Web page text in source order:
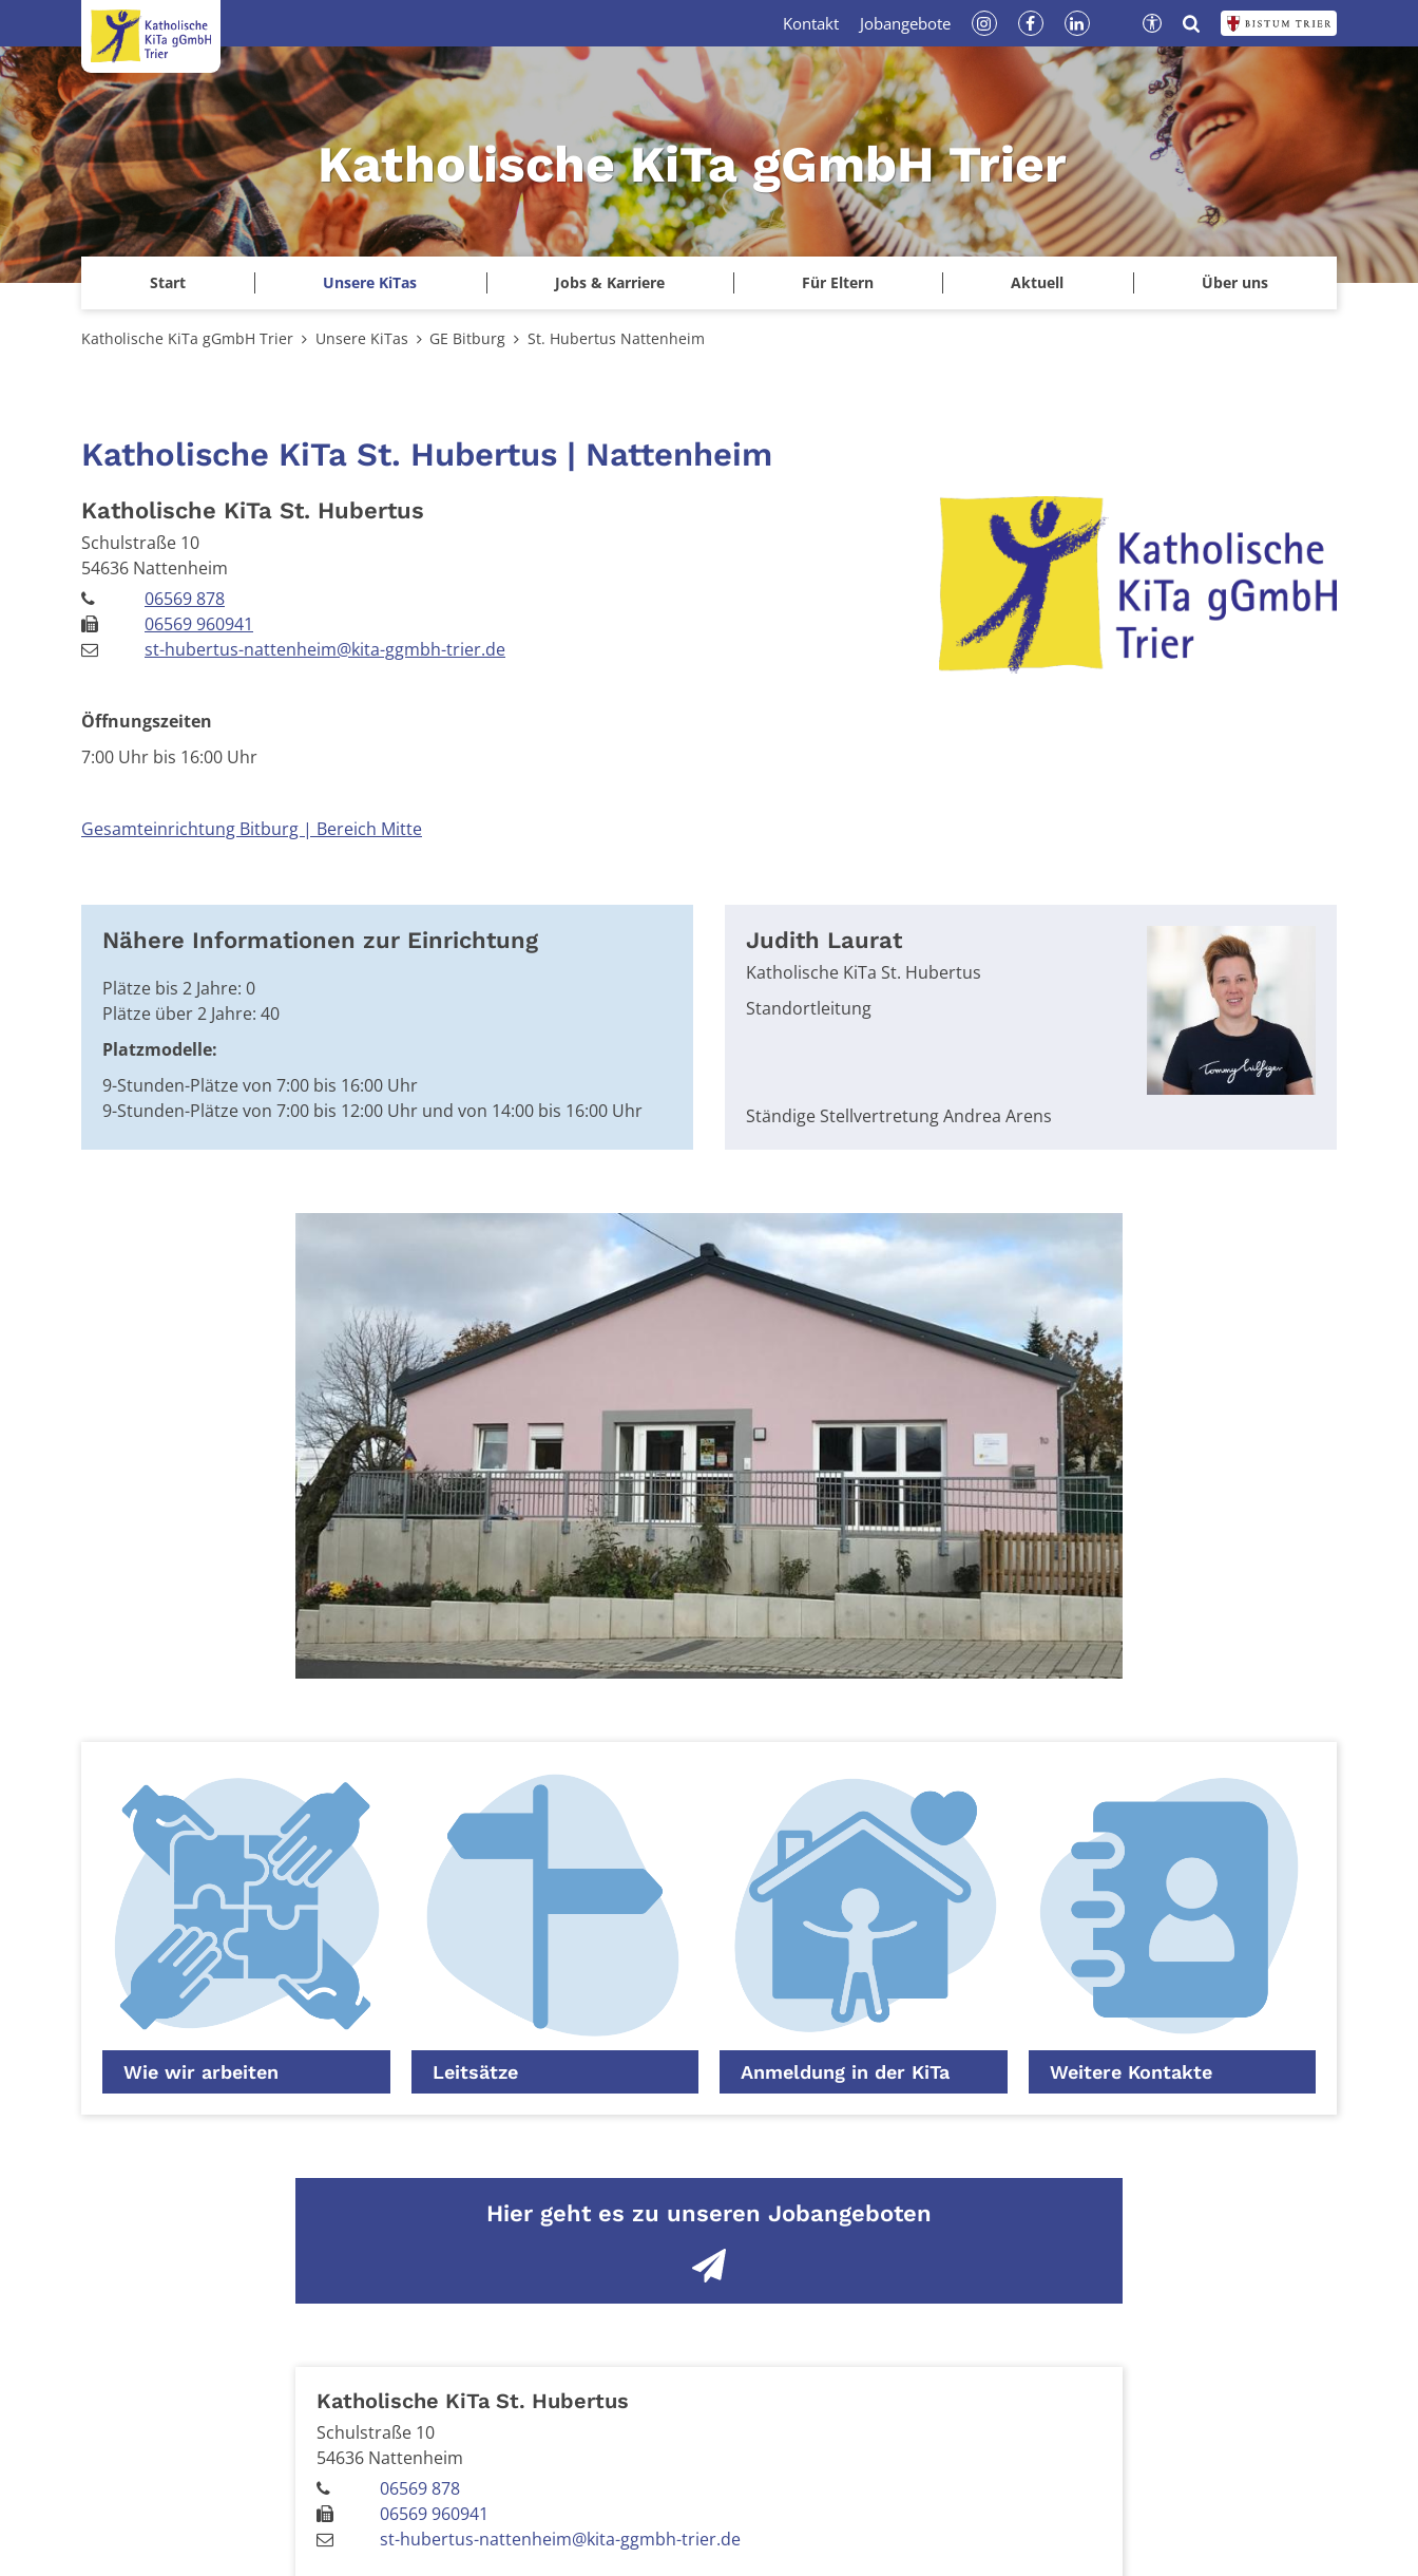
Zum Inhalt springen
Katholische KiTa gGmbH Trier
Start Unsere KiTas Jobs & Karriere Für Eltern Aktuell Über uns
Kontakt Jobangebote
Katholische KiTa gGmbH Trier Unsere KiTas GE Bitburg St. Hubertus Nattenheim
Katholische KiTa St. Hubertus | Nattenheim
Katholische KiTa St. Hubertus
Schulstraße 10
54636 Nattenheim
06569 878
06569 960941
st-hubertus-nattenheim@kita-ggmbh-trier.de
Öffnungszeiten
7:00 Uhr bis 16:00 Uhr
Gesamteinrichtung Bitburg | Bereich Mitte
Nähere Informationen zur Einrichtung
Plätze bis 2 Jahre: 0
Plätze über 2 Jahre: 40
Platzmodelle:
9-Stunden-Plätze von 7:00 bis 16:00 Uhr
9-Stunden-Plätze von 7:00 bis 12:00 Uhr und von 14:00 bis 16:00 Uhr
Judith Laurat
Katholische KiTa St. Hubertus
Standortleitung
Ständige Stellvertretung Andrea Arens
Wie wir arbeiten Leitsätze Anmeldung in der KiTa Weitere Kontakte
Hier geht es zu unseren Jobangeboten
Katholische KiTa St. Hubertus
Schulstraße 10
54636 Nattenheim
06569 878
06569 960941
st-hubertus-nattenheim@kita-ggmbh-trier.de